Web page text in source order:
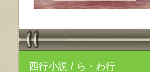
四行小説 / ら・わ行